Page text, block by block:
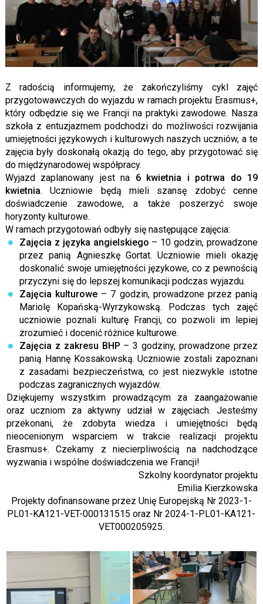
Z radością informujemy, że zakończyliśmy cykl zajęć
przygotowawczych do wyjazdu w ramach projektu Erasmus+,
który odbędzie się we Francji na praktyki zawodowe. Nasza
szkoła z entuzjazmem podchodzi do możliwości rozwijania
umiejętności językowych i kulturowych naszych uczniów, a te
zajęcia były doskonałą okazją do tego, aby przygotować się
do międzynarodowej współpracy.
Wyjazd zaplanowany jest na 6 kwietnia i potrwa do 19
kwietnia. Uczniowie będą mieli szansę zdobyć cenne
doświadczenie zawodowe, a także poszerzyć swoje
horyzonty kulturowe.
W ramach przygotowań odbyły się następujące zajęcia:
Zajęcia z języka angielskiego – 10 godzin, prowadzone
przez panią Agnieszkę Gortat. Uczniowie mieli okazję
doskonalić swoje umiejętności językowe, co z pewnością
przyczyni się do lepszej komunikacji podczas wyjazdu.
Zajęcia kulturowe – 7 godzin, prowadzone przez panią
Mariolę Kopańską-Wyrzykowską. Podczas tych zajęć
uczniowie poznali kulturę Francji, co pozwoli im lepiej
zrozumieć i docenić różnice kulturowe.
Zajęcia z zakresu BHP – 3 godziny, prowadzone przez
panią Hannę Kossakowską. Uczniowie zostali zapoznani
z zasadami bezpieczeństwa, co jest niezwykle istotne
podczas zagranicznych wyjazdów.
Dziękujemy wszystkim prowadzącym za zaangażowanie
oraz uczniom za aktywny udział w zajęciach. Jesteśmy
przekonani, że zdobyta wiedza i umiejętności będą
nieocenionym wsparciem w trakcie realizacji projektu
Erasmus+. Czekamy z niecierpliwością na nadchodzące
wyzwania i wspólne doświadczenia we Francji!
Szkolny koordynator projektu
Emilia Kierzkowska
Projekty dofinansowane przez Unię Europejską Nr 2023-1-
PL01-KA121-VET-000131515 oraz Nr 2024-1-PL01-KA121-
VET000205925.